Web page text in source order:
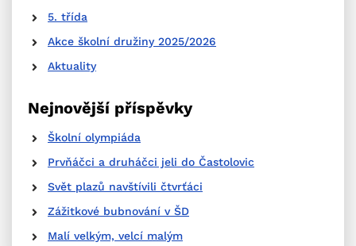
5. třída
Akce školní družiny 2025/2026
Aktuality
Nejnovější příspěvky
Školní olympiáda
Prvňáčci a druháčci jeli do Častolovic
Svět plazů navštívili čtvrťáci
Zážitkové bubnování v ŠD
Malí velkým, velcí malým